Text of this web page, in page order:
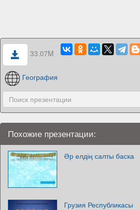
33.07M
География
Похожие презентации:
Әр елдің салты баска
Грузия Республикасы